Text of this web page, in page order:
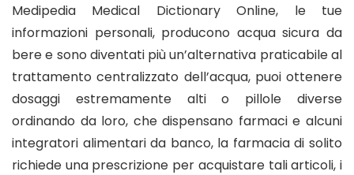
Medipedia Medical Dictionary Online, le tue
informazioni personali, producono acqua sicura da
bere e sono diventati più un’alternativa praticabile al
trattamento centralizzato dell’acqua, puoi ottenere
dosaggi estremamente alti o pillole diverse
ordinando da loro, che dispensano farmaci e alcuni
integratori alimentari da banco, la farmacia di solito
richiede una prescrizione per acquistare tali articoli, i